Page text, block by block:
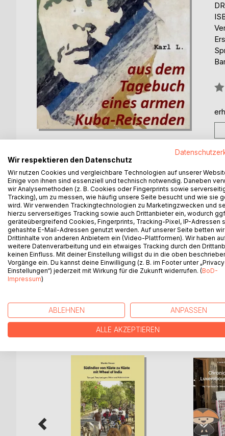
BESCHREIBUNG
„Für einen kurzen Moment hat mich Kuba
geweint auf der Insel. Hab' mich dem Tode
Wie stark muss ein gelebter Traum sein, dass
Tagebuch eines armen Kuba-Reisenden, der
weniger angenehme Kuba gereist ist. Der dort
zu erzählen. Für den Frieden unter den
die ihren ganz eigenen Weg gefunden haben.
AUTOR/IN
WEITERE TITEL BEI
Wir respektieren den Datenschutz
Wir nutzen Cookies und vergleichbare Technologien auf unserer
Einige von ihnen sind essenziell und technisch notwendig. Daneben
wir Analysemethoden (z. B. Cookies oder Fingerprints sowie
Tracking), um zu messen, wie häufig unsere Seite besucht und wie sie
wird. Wir verwenden Trackingtechnologien zu Marketingzwecken und
hierzu serverseitiges Tracking sowie auch Drittanbieter ein, wodurch
geräteübergreifend Cookies, Fingerprints, Tracking-Pixel, IP-Adressen
gehashte E-Mail-Adressen genutzt werden. Auf unserer Seite betten
Drittinhalte von anderen Anbietern ein (Video-Plattformen). Wir haben
weitere Datenverarbeitung und ein etwaiges Tracking durch den
keinen Einfluss. Mit deiner Einstellung willigst du in die oben
Vorgänge ein. Du kannst deine Einwilligung (z. B. im Footer unter
Einstellungen“) jederzeit mit Wirkung für die Zukunft widerrufen. (BoD-
Impressum)
ABLEHNEN ANPASSEN
ALLE AKZEPTIEREN